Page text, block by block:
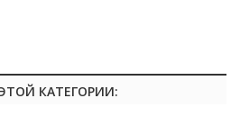
КАТЕГОРИИ: